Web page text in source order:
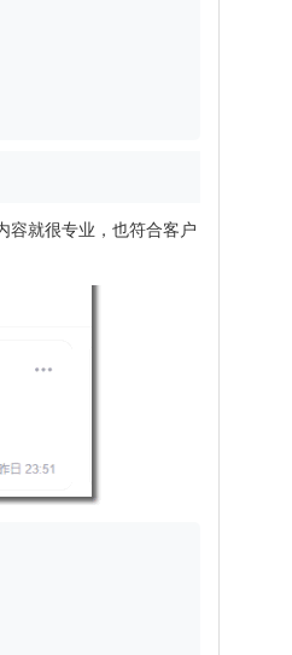
容就很专业，也符合客户